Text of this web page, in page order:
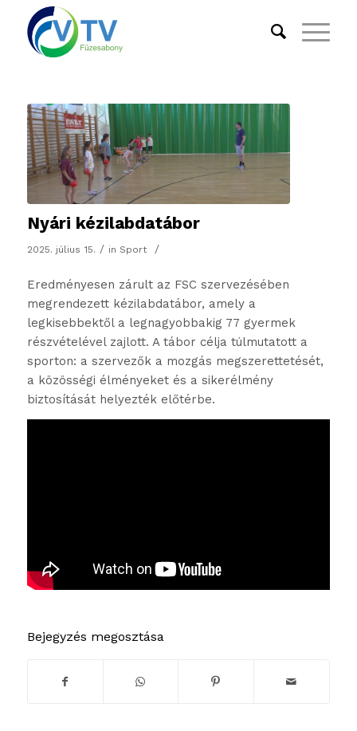
Nyári kézilabdatábor
2025. július 15. / in Sport /
Eredményesen zárult az FSC szervezésében
megrendezett kézilabdatábor, amely a
legkisebbektől a legnagyobbakig 77 gyermek
részvételével zajlott. A tábor célja túlmutatott a
sporton: a szervezők a mozgás megszerettetését,
a közösségi élményeket és a sikerélmény
biztosítását helyezték előtérbe.
Bejegyzés megosztása